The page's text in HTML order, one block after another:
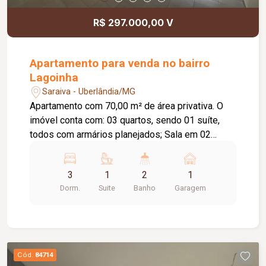
R$ 297.000,00 V
Apartamento para venda no bairro
Lagoinha
Saraiva - Uberlândia/MG
Apartamento com 70,00 m² de área privativa. O
imóvel conta com: 03 quartos, sendo 01 suíte,
todos com armários planejados; Sala em 02
Banheiro social; Hall de circulação; Área de
serviço com armários planejados; 01 vaga de
garagem; O condomínio oferece: Portaria 24
planejados nos quartos, banheiros, cozinha e área
de serviço; Ambientes bem distribuídos,
3
Dorm.
1
Suite
2
Banho
1
Garagem
Cód. 84714